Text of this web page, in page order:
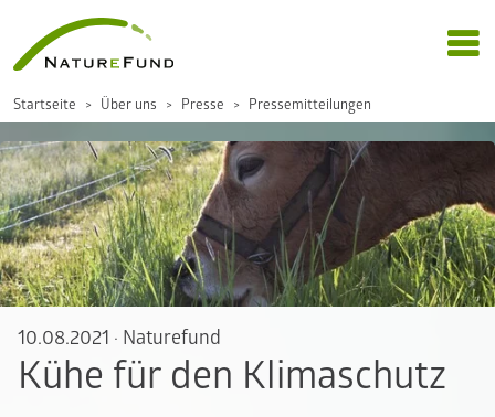
Startseite Über uns Presse Pressemitteilungen
10.08.2021 · Naturefund
Kühe für den Klimaschutz